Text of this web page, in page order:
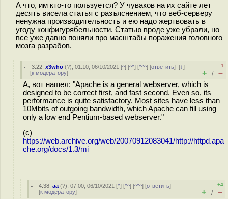
А что, им кто-то пользуется? У чуваков на их сайте лет
десять висела статья с разъяснением, что веб-серверу
ненужна производительность и ею надо жертвовать в
угоду конфигурябельности. Статью вроде уже убрали, но
все уже давно поняли про масштабы поражения головного
мозга разрабов.
3.22 ,x3who (?), 01:10, 06/10/2021 [^] [^^] [^^^] [ответить][↓]
[к модератору]
–1
+ / –
А, вот нашел: "Apache is a general webserver, which is
designed to be correct first, and fast second. Even so, its
performance is quite satisfactory. Most sites have less than
10Mbits of outgoing bandwidth, which Apache can fill using
only a low end Pentium-based webserver."
(с)
https://web.archive.org/web/20070912083041/http://httpd.apa
che.org/docs/1.3/mi
4.38 ,aa (?), 07:00, 06/10/2021 [^] [^^] [^^^] [ответить]
[к модератору]
+4
+ / –